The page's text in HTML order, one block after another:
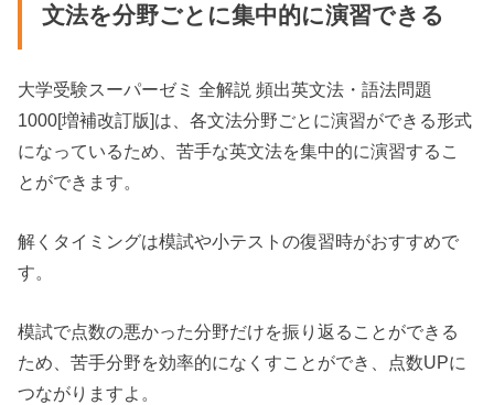
文法を分野ごとに集中的に演習できる
大学受験スーパーゼミ 全解説 頻出英文法・語法問題
1000[増補改訂版]は、各文法分野ごとに演習ができる形式
になっているため、苦手な英文法を集中的に演習するこ
とができます。
解くタイミングは模試や小テストの復習時がおすすめで
す。
模試で点数の悪かった分野だけを振り返ることができる
ため、苦手分野を効率的になくすことができ、点数UPに
つながりますよ。